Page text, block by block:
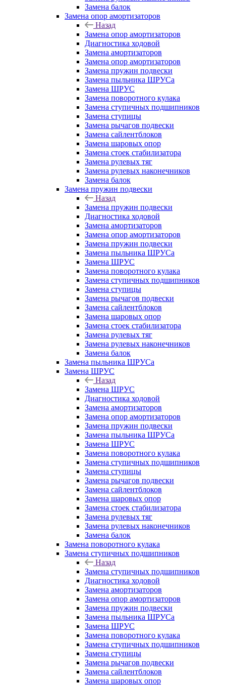
Замена балок
Замена опор амортизаторов
Назад
Замена опор амортизаторов
Диагностика ходовой
Замена амортизаторов
Замена опор амортизаторов
Замена пружин подвески
Замена пыльника ШРУСа
Замена ШРУС
Замена поворотного кулака
Замена ступичных подшипников
Замена ступицы
Замена рычагов подвески
Замена сайлентблоков
Замена шаровых опор
Замена стоек стабилизатора
Замена рулевых тяг
Замена рулевых наконечников
Замена балок
Замена пружин подвески
Назад
Замена пружин подвески
Диагностика ходовой
Замена амортизаторов
Замена опор амортизаторов
Замена пружин подвески
Замена пыльника ШРУСа
Замена ШРУС
Замена поворотного кулака
Замена ступичных подшипников
Замена ступицы
Замена рычагов подвески
Замена сайлентблоков
Замена шаровых опор
Замена стоек стабилизатора
Замена рулевых тяг
Замена рулевых наконечников
Замена балок
Замена пыльника ШРУСа
Замена ШРУС
Назад
Замена ШРУС
Диагностика ходовой
Замена амортизаторов
Замена опор амортизаторов
Замена пружин подвески
Замена пыльника ШРУСа
Замена ШРУС
Замена поворотного кулака
Замена ступичных подшипников
Замена ступицы
Замена рычагов подвески
Замена сайлентблоков
Замена шаровых опор
Замена стоек стабилизатора
Замена рулевых тяг
Замена рулевых наконечников
Замена балок
Замена поворотного кулака
Замена ступичных подшипников
Назад
Замена ступичных подшипников
Диагностика ходовой
Замена амортизаторов
Замена опор амортизаторов
Замена пружин подвески
Замена пыльника ШРУСа
Замена ШРУС
Замена поворотного кулака
Замена ступичных подшипников
Замена ступицы
Замена рычагов подвески
Замена сайлентблоков
Замена шаровых опор